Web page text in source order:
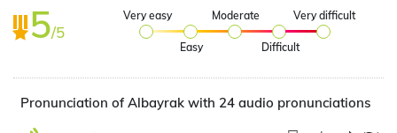
5/5
Very easy
Easy
Moderate
Difficult
Very difficult
Pronunciation of Albayrak with 24 audio pronunciations